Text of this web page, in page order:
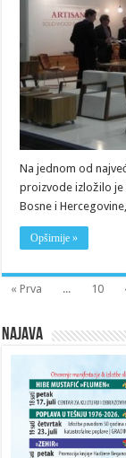
Na jednom od
proizvode izložilo je
Bosne i
Opširnije »
« Prva ... 10
Najava